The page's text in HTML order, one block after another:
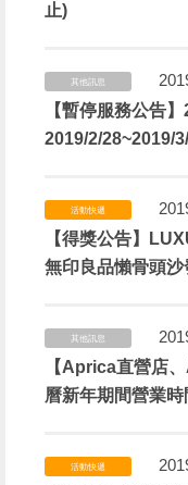
止)
其他訊息
【暫停服務公告
2019/2/28~2019/
活動快遞
【得獎公告】
無印良品懶骨頭沙
其他訊息
【Aprica直營店
曆新年期間營業時
活動快遞